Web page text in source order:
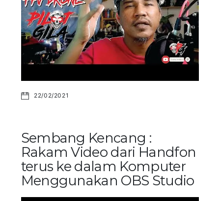
22/02/2021
Sembang Kencang :
Rakam Video dari Handfon
terus ke dalam Komputer
Menggunakan OBS Studio